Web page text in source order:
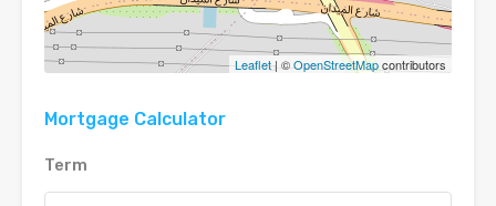
Leaflet| ©OpenStreetMapcontributors
Mortgage Calculator
Term